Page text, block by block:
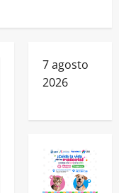
7 agosto
2026